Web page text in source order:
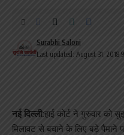
Last updated: August 31, 2018
Surabhi Saloni
नई दिल्ली:हाई कोर्ट ने गुरुवार को
मिलावट से बचाने के लिए बड़े पैमाने